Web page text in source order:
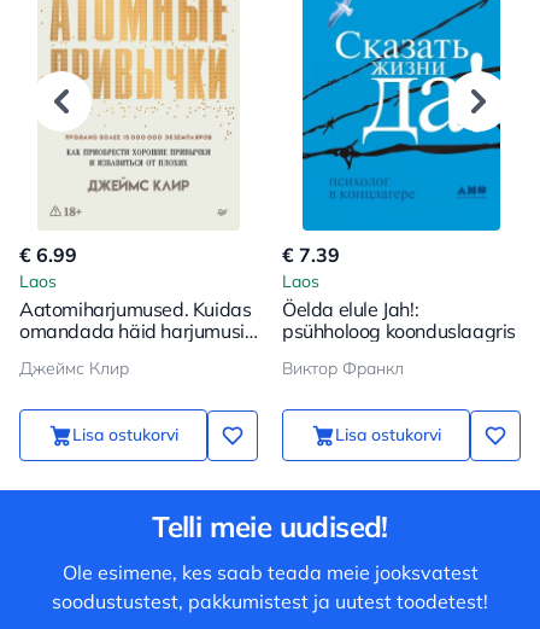
€ 6.99
Laos
Aatomiharjumused. Kuidas
omandada häid harjumusi
Джеймс Клир
Lisa ostukorvi
€ 7.39
Laos
Öelda elule Jah!:
psühholoog koonduslaagris
Виктор Франкл
Lisa ostukorvi
Telli meie uudised!
Ole esimene, kes saab teada meie jooksvatest
soodustustest, pakkumistest ja uutest toodetest!